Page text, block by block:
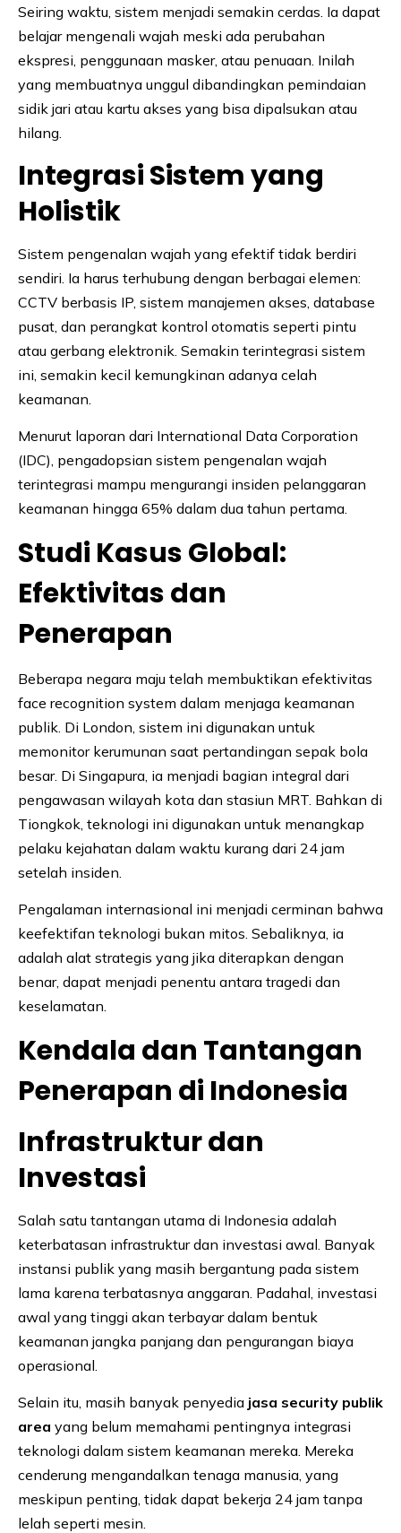
Seiring waktu, sistem menjadi semakin cerdas. Ia dapat
belajar mengenali wajah meski ada perubahan
ekspresi, penggunaan masker, atau penuaan. Inilah
yang membuatnya unggul dibandingkan pemindaian
sidik jari atau kartu akses yang bisa dipalsukan atau
hilang.
Integrasi Sistem yang
Holistik
Sistem pengenalan wajah yang efektif tidak berdiri
sendiri. Ia harus terhubung dengan berbagai elemen:
CCTV berbasis IP, sistem manajemen akses, database
pusat, dan perangkat kontrol otomatis seperti pintu
atau gerbang elektronik. Semakin terintegrasi sistem
ini, semakin kecil kemungkinan adanya celah
keamanan.
Menurut laporan dari International Data Corporation
(IDC), pengadopsian sistem pengenalan wajah
terintegrasi mampu mengurangi insiden pelanggaran
keamanan hingga 65% dalam dua tahun pertama.
Studi Kasus Global:
Efektivitas dan
Penerapan
Beberapa negara maju telah membuktikan efektivitas
face recognition system dalam menjaga keamanan
publik. Di London, sistem ini digunakan untuk
memonitor kerumunan saat pertandingan sepak bola
besar. Di Singapura, ia menjadi bagian integral dari
pengawasan wilayah kota dan stasiun MRT. Bahkan di
Tiongkok, teknologi ini digunakan untuk menangkap
pelaku kejahatan dalam waktu kurang dari 24 jam
setelah insiden.
Pengalaman internasional ini menjadi cerminan bahwa
keefektifan teknologi bukan mitos. Sebaliknya, ia
adalah alat strategis yang jika diterapkan dengan
benar, dapat menjadi penentu antara tragedi dan
keselamatan.
Kendala dan Tantangan
Penerapan di Indonesia
Infrastruktur dan
Investasi
Salah satu tantangan utama di Indonesia adalah
keterbatasan infrastruktur dan investasi awal. Banyak
instansi publik yang masih bergantung pada sistem
lama karena terbatasnya anggaran. Padahal, investasi
awal yang tinggi akan terbayar dalam bentuk
keamanan jangka panjang dan pengurangan biaya
operasional.
Selain itu, masih banyak penyedia jasa security publik
area yang belum memahami pentingnya integrasi
teknologi dalam sistem keamanan mereka. Mereka
cenderung mengandalkan tenaga manusia, yang
meskipun penting, tidak dapat bekerja 24 jam tanpa
lelah seperti mesin.